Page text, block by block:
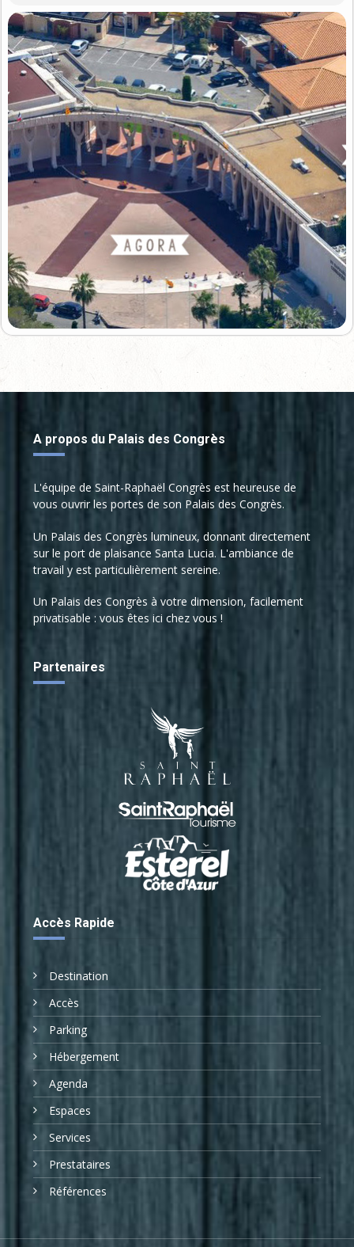
A propos du Palais des Congrès
L'équipe de Saint-Raphaël Congrès est heureuse de
vous ouvrir les portes de son Palais des Congrès.
Un Palais des Congrès lumineux, donnant directement
sur le port de plaisance Santa Lucia. L'ambiance de
travail y est particulièrement sereine.
Un Palais des Congrès à votre dimension, facilement
privatisable : vous êtes ici chez vous !
Partenaires
Accès Rapide
Destination
Accès
Parking
Hébergement
Agenda
Espaces
Services
Prestataires
Références